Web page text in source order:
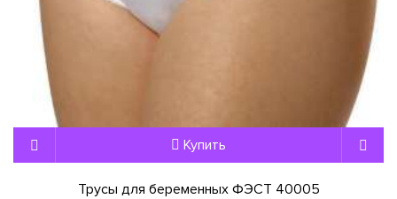
Купить
Трусы для беременных ФЭСТ 40005